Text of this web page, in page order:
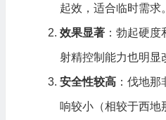
起效，适合临时需求。
效果显著：勃起硬度
射精控制能力也明显
安全性较高：伐地那
响较小（相较于西地